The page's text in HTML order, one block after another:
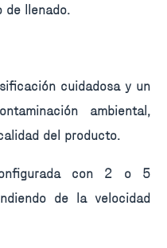
de llenado.
cuidadosa y un
ambiental,
del producto.
con 2 o 5
de la velocidad